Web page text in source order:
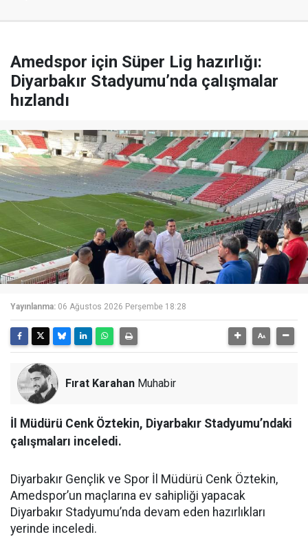
Amedspor için Süper Lig hazırlığı:
Diyarbakır Stadyumu’nda çalışmalar
hızlandı
Yayınlanma: 06 Ağustos 2026 Perşembe 18:28
Fırat Karahan Muhabir
İl Müdürü Cenk Öztekin, Diyarbakır Stadyumu’ndaki
çalışmaları inceledi.
Diyarbakır Gençlik ve Spor İl Müdürü Cenk Öztekin,
Amedspor’un maçlarına ev sahipliği yapacak
Diyarbakır Stadyumu’nda devam eden hazırlıkları
yerinde inceledi.